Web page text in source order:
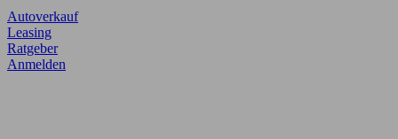
Autoverkauf
Leasing
Ratgeber
Anmelden